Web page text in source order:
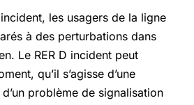
les usagers de la ligne
à des perturbations dans
Le RER D incident peut
qu’il s’agisse d’une
problème de signalisation